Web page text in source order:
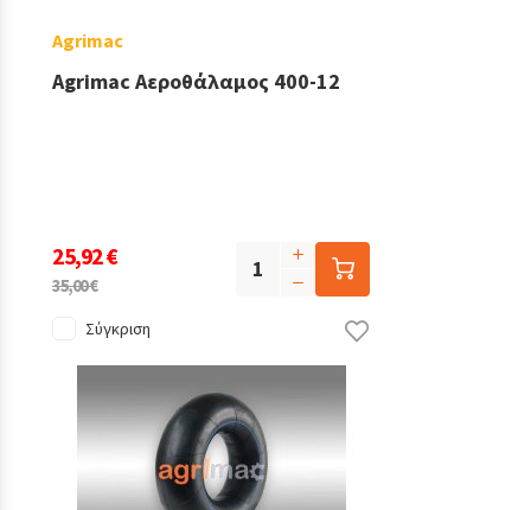
Agrimac
Agrimac Αεροθάλαμος 400-12
25,92 €
35,00 €
Σύγκριση